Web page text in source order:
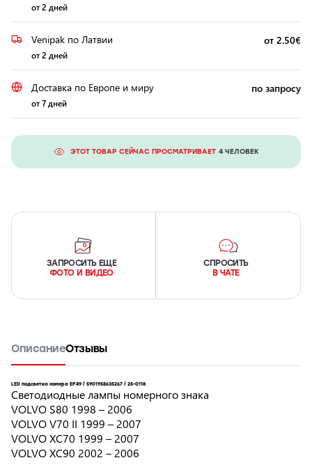
от 2 дней
Venipak по Латвии
от 2 дней
от 2.50€
Доставка по Европе и миру
от 7 дней
по запросу
ЭТОТ ТОВАР СЕЙЧАС ПРОСМАТРИВАЕТ 4 ЧЕЛОВЕК
ЗАПРОСИТЬ ЕЩЕ
ФОТО И ВИДЕО
СПРОСИТЬ
В ЧАТЕ
ОписаниеОтзывы
LED подсветка номера EP49 / 5901958635267 / 25-0118
Светодиодные лампы номерного знака
VOLVO S80 1998 – 2006
VOLVO V70 II 1999 – 2007
VOLVO XC70 1999 – 2007
VOLVO XC90 2002 – 2006